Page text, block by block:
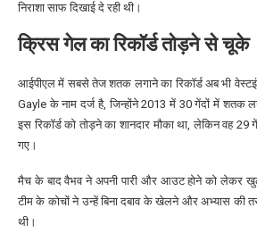
निराशा साफ दिखाई दे रही थी।
क्रिस गेल का रिकॉर्ड तोड़ने से चूके
आईपीएल में सबसे तेज शतक लगाने का रिकॉर्ड अब भी
Gayle के नाम दर्ज है, जिन्होंने 2013 में 30 गेंदों में शतक
इस रिकॉर्ड को तोड़ने का शानदार मौका था, लेकिन वह
गए।
मैच के बाद वैभव ने अपनी पारी और आउट होने को लेकर
टीम के कोचों ने उन्हें बिना दबाव के खेलने और अभ्यास की
थी।